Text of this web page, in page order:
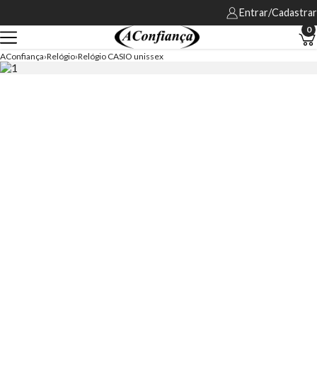
Entrar/Cadastrar
0
AConfiança Relógio Relógio CASIO unissex